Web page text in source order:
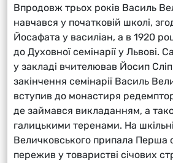
Впродовж трьох років Василь
навчався у початковій школі,
Йосафата у василіан, а в 1920
до Духовної семінарії у Львові.
у закладі вчителював Йосип
закінчення семінарії Василь
вступив до монастиря
де займався викладанням, а
галицькими теренами. На
Величковського припала Перша
пережив у товаристві січових